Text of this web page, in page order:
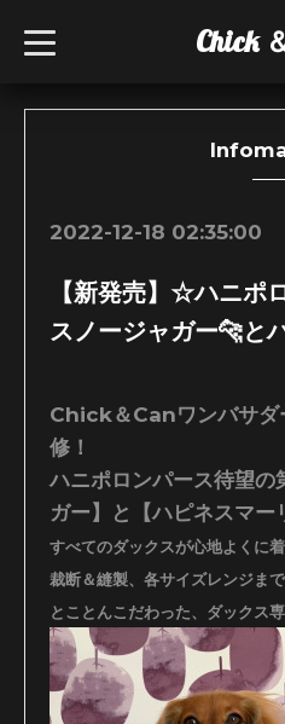
Chick
t
o
l
2022-12-18 02:35:00
【新発売】☆ハニポ
スノージャガー🐆と
Chick＆Canワンバサダ
修！
ハニポロンパース待望の
ガー】と【ハピネスマー
すべてのダックスが心地よくに着
裁断＆縫製、各サイズレンジまで
とことんこだわった、ダックス